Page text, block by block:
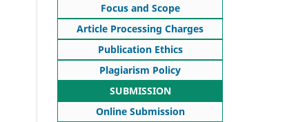
Focus and Scope
Article Processing Charges
Publication Ethics
Plagiarism Policy
SUBMISSION
Online Submission